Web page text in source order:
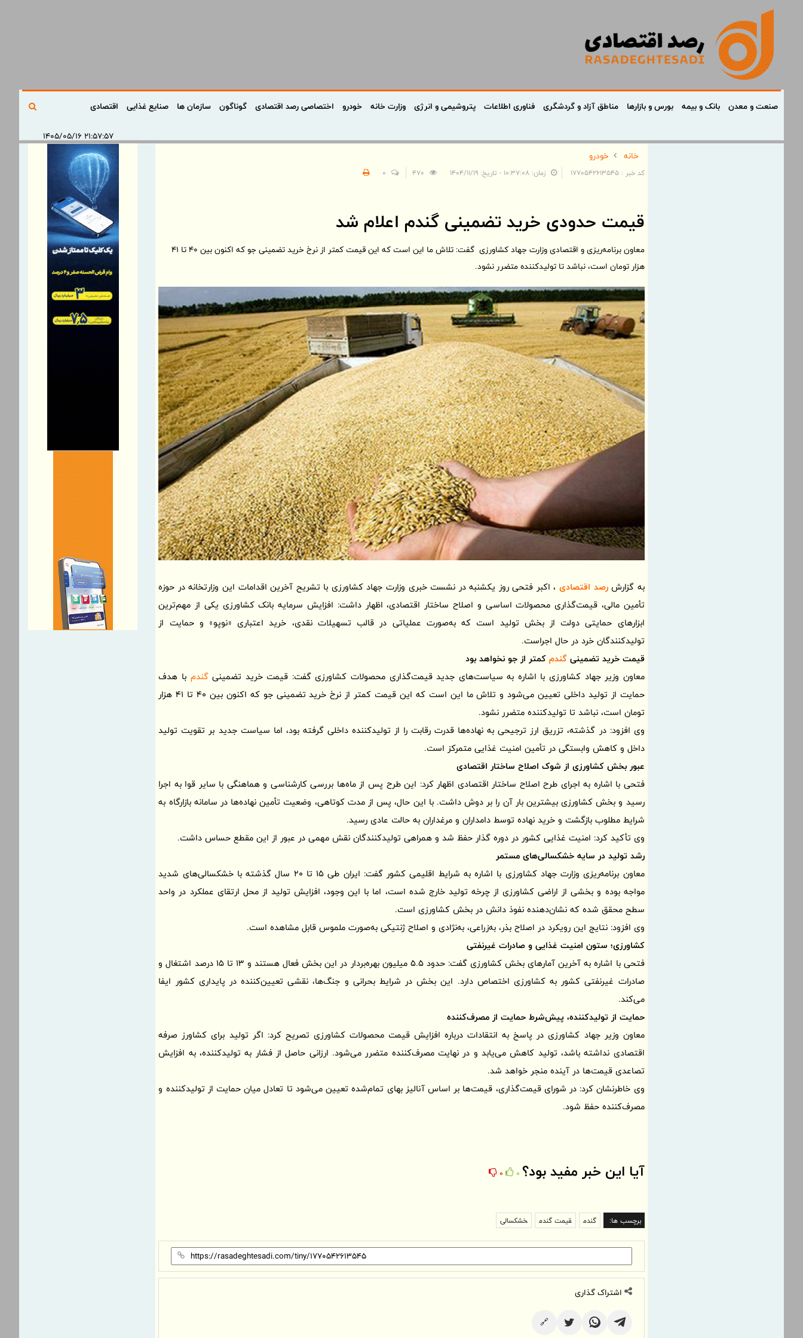
صنعت و معدن بانک و بیمه بورس و بازارها مناطق آزاد و گردشگری فناوری اطلاعات پتروشیمی و انرژی وزارت خانه خودرو اختصاصی رصد اقتصادی گوناگون سازمان ها صنایع غذایی اقتصادی
خانه
خودرو
کد خبر : 1770542613545 زمان: ۱۰:۳۷:۰۸ - تاریخ: ۱۴۰۴/۱۱/۱۹ 0
قیمت حدودی خرید تضمینی گندم اعلام شد
معاون برنامه‌ریزی و اقتصادی وزارت جهاد کشاورزی گفت:‌ تلاش ما این است که این قیمت کمتر از نرخ خرید تضمینی جو که اکنون بین ۴۰ تا ۴۱
هزار تومان است، نباشد تا تولیدکننده متضرر نشود.
به گزارشرصد اقتصادی ، اکبر فتحی روز یکشنبه در نشست خبری وزارت جهاد کشاورزی با تشریح آخرین اقدامات این وزارتخانه در حوزه
تأمین مالی، قیمت‌گذاری محصولات اساسی و اصلاح ساختار اقتصادی، اظهار داشت: افزایش سرمایه بانک کشاورزی یکی از مهم‌ترین
ابزارهای حمایتی دولت از بخش تولید است که به‌صورت عملیاتی در قالب تسهیلات نقدی، خرید اعتباری «نوپو» و حمایت از
تولیدکنندگان خرد در حال اجراست.
قیمت خرید تضمینیگندم کمتر از جو نخواهد بود
معاون وزیر جهاد کشاورزی با اشاره به سیاست‌های جدید قیمت‌گذاری محصولات کشاورزی گفت: قیمت خرید تضمینیگندم با هدف
حمایت از تولید داخلی تعیین می‌شود و تلاش ما این است که این قیمت کمتر از نرخ خرید تضمینی جو که اکنون بین 40 تا 41 هزار
تومان است، نباشد تا تولیدکننده متضرر نشود.
وی افزود: در گذشته، تزریق ارز ترجیحی به نهاده‌ها قدرت رقابت را از تولیدکننده داخلی گرفته بود، اما سیاست جدید بر تقویت تولید
داخل و کاهش وابستگی در تأمین امنیت غذایی متمرکز است.
عبور بخش کشاورزی از شوک اصلاح ساختار اقتصادی
فتحی با اشاره به اجرای طرح اصلاح ساختار اقتصادی اظهار کرد: این طرح پس از ماه‌ها بررسی کارشناسی و هماهنگی با سایر قوا به اجرا
رسید و بخش کشاورزی بیشترین بار آن را بر دوش داشت. با این حال، پس از مدت کوتاهی، وضعیت تأمین نهاده‌ها در سامانه بازارگاه به
شرایط مطلوب بازگشت و خرید نهاده توسط دامداران و مرغداران به حالت عادی رسید.
وی تأکید کرد: امنیت غذایی کشور در دوره گذار حفظ شد و همراهی تولیدکنندگان نقش مهمی در عبور از این مقطع حساس داشت.
رشد تولید در سایه خشکسالی‌های مستمر
معاون برنامه‌ریزی وزارت جهاد کشاورزی با اشاره به شرایط اقلیمی کشور گفت: ایران طی 15 تا 20 سال گذشته با خشکسالی‌های شدید
مواجه بوده و بخشی از اراضی کشاورزی از چرخه تولید خارج شده است، اما با این وجود، افزایش تولید از محل ارتقای عملکرد در واحد
سطح محقق شده که نشان‌دهنده نفوذ دانش در بخش کشاورزی است.
وی افزود: نتایج این رویکرد در اصلاح بذر، به‌زراعی، به‌نژادی و اصلاح ژنتیکی به‌صورت ملموس قابل مشاهده است.
کشاورزی؛ ستون امنیت غذایی و صادرات غیرنفتی
فتحی با اشاره به آخرین آمارهای بخش کشاورزی گفت: حدود 5.5 میلیون بهره‌بردار در این بخش فعال هستند و 13 تا 15 درصد اشتغال و
صادرات غیرنفتی کشور به کشاورزی اختصاص دارد. این بخش در شرایط بحرانی و جنگ‌ها، نقشی تعیین‌کننده در پایداری کشور ایفا
می‌کند.
حمایت از تولیدکننده، پیش‌شرط حمایت از مصرف‌کننده
معاون وزیر جهاد کشاورزی در پاسخ به انتقادات درباره افزایش قیمت محصولات کشاورزی تصریح کرد: اگر تولید برای کشاورز صرفه
اقتصادی نداشته باشد، تولید کاهش می‌یابد و در نهایت مصرف‌کننده متضرر می‌شود. ارزانی حاصل از فشار به تولیدکننده، به افزایش
تصاعدی قیمت‌ها در آینده منجر خواهد شد.
وی خاطرنشان کرد: در شورای قیمت‌گذاری، قیمت‌ها بر اساس آنالیز بهای تمام‌شده تعیین می‌شود تا تعادل میان حمایت از تولیدکننده و
مصرف‌کننده حفظ شود.
آیا این خبر مفید بود؟ 0
0
برچسب ها: گندم قیمت گندم خشکسالی
اشتراک گذاری
🔗